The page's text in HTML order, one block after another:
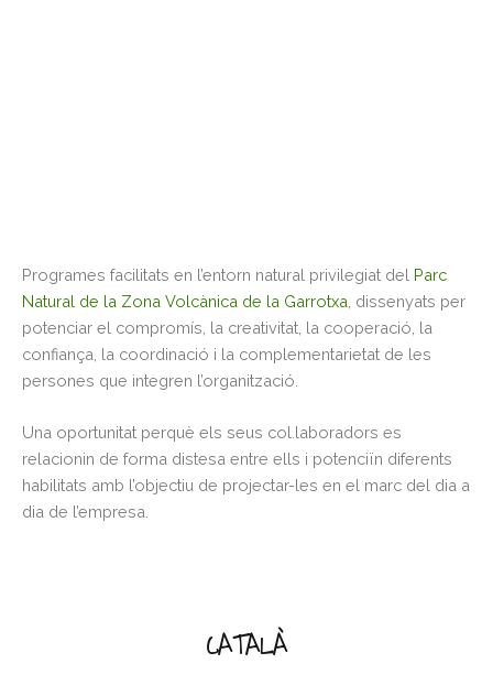
Programes facilitats en l’entorn natural privilegiat del Parc
Natural de la Zona Volcànica de la Garrotxa , dissenyats per
potenciar el compromís, la creativitat, la cooperació, la
confiança, la coordinació i la complementarietat de les
persones que integren l’organització.
Una oportunitat perquè els seus col.laboradors es
relacionin de forma distesa entre ells i potenciïn diferents
habilitats amb l’objectiu de projectar-les en el marc del dia a
dia de l’empresa.
CATALÀ